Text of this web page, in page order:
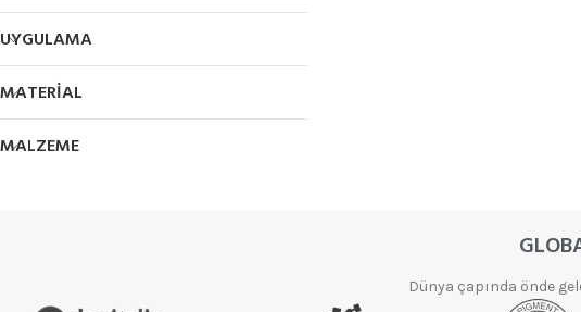
UYGULAMA
MATERIAL
MALZEME
Dünya çapında önde